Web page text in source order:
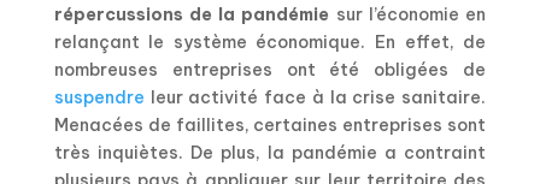
répercussions de la pandémie sur l’économie en
relançant le système économique. En effet, de
nombreuses entreprises ont été obligées de
suspendre leur activité face à la crise sanitaire.
Menacées de faillites, certaines entreprises sont
très inquiètes. De plus, la pandémie a contraint